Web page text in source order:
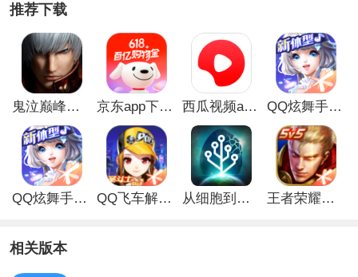
推荐下载
鬼泣巅峰之战最新破解版 京东app下载安装 西瓜视频app安卓版 QQ炫舞手游破解版
QQ炫舞手游解锁版 QQ飞车解锁版无限钻石最新版 从细胞到奇点手游 王者荣耀无限点券解锁版
相关版本